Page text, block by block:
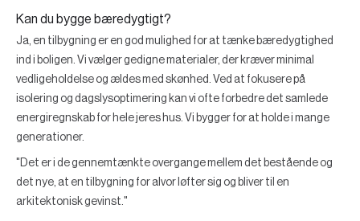
Kan du bygge bæredygtigt?
Ja, en tilbygning er en god mulighed for at tænke bæredygtighed
ind i boligen. Vi vælger gedigne materialer, der kræver minimal
vedligeholdelse og ældes med skønhed. Ved at fokusere på
isolering og dagslysoptimering kan vi ofte forbedre det samlede
energiregnskab for hele jeres hus. Vi bygger for at holde i mange
generationer.
"Det er i de gennemtænkte overgange mellem det bestående og
det nye, at en tilbygning for alvor løfter sig og bliver til en
arkitektonisk gevinst."